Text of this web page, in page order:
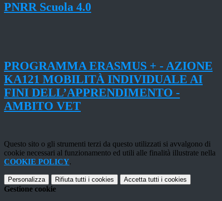
PNRR Scuola 4.0
PROGRAMMA ERASMUS + - AZIONE
KA121 MOBILITÀ INDIVIDUALE AI
FINI DELL’APPRENDIMENTO -
AMBITO VET
Questo sito o gli strumenti terzi da questo utilizzati si avvalgono di
cookie necessari al funzionamento ed utili alle finalità illustrate nella
COOKIE POLICY.
Personalizza Rifiuta tutti i cookies Accetta tutti i cookies
Gestione cookie